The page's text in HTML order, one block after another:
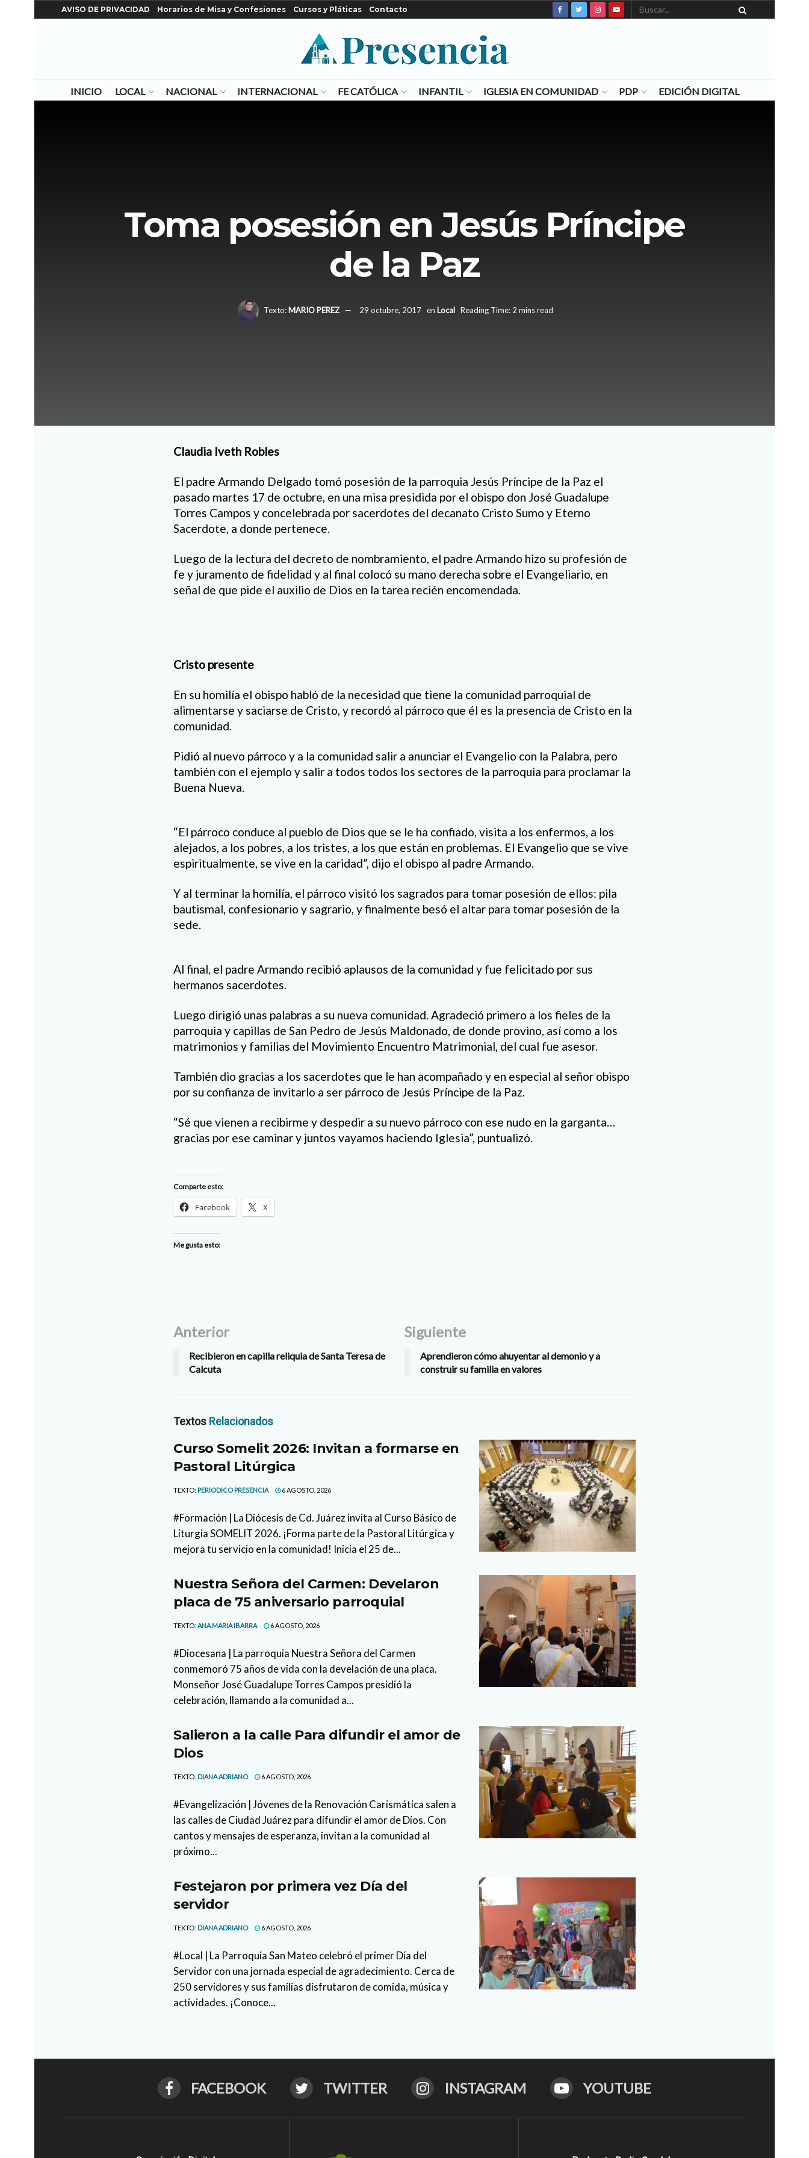
AVISO DE PRIVACIDAD Horarios de Misa y Confesiones Cursos y Pláticas Contacto
INICIO LOCAL NACIONAL INTERNACIONAL FE CATÓLICA INFANTIL IGLESIA EN COMUNIDAD PDP EDICIÓN DIGITAL
Toma posesión en Jesús Príncipe
de la Paz
Texto: MARIO PEREZ 29 octubre, 2017 en Local Reading Time: 2 mins read
Claudia Iveth Robles
El padre Armando Delgado tomó posesión de la parroquia Jesús Príncipe de la Paz el
pasado martes 17 de octubre, en una misa presidida por el obispo don José Guadalupe
Torres Campos y concelebrada por sacerdotes del decanato Cristo Sumo y Eterno
Sacerdote, a donde pertenece.
Luego de la lectura del decreto de nombramiento, el padre Armando hizo su profesión de
fe y juramento de fidelidad y al final colocó su mano derecha sobre el Evangeliario, en
señal de que pide el auxilio de Dios en la tarea recién encomendada.
Cristo presente
En su homilía el obispo habló de la necesidad que tiene la comunidad parroquial de
alimentarse y saciarse de Cristo, y recordó al párroco que él es la presencia de Cristo en la
comunidad.
Pidió al nuevo párroco y a la comunidad salir a anunciar el Evangelio con la Palabra, pero
también con el ejemplo y salir a todos todos los sectores de la parroquia para proclamar la
Buena Nueva.
“El párroco conduce al pueblo de Dios que se le ha confiado, visita a los enfermos, a los
alejados, a los pobres, a los tristes, a los que están en problemas. El Evangelio que se vive
espiritualmente, se vive en la caridad”, dijo el obispo al padre Armando.
Y al terminar la homilía, el párroco visitó los sagrados para tomar posesión de ellos: pila
bautismal, confesionario y sagrario, y finalmente besó el altar para tomar posesión de la
sede.
Al final, el padre Armando recibió aplausos de la comunidad y fue felicitado por sus
hermanos sacerdotes.
Luego dirigió unas palabras a su nueva comunidad. Agradeció primero a los fieles de la
parroquia y capillas de San Pedro de Jesús Maldonado, de donde provino, así como a los
matrimonios y familias del Movimiento Encuentro Matrimonial, del cual fue asesor.
También dio gracias a los sacerdotes que le han acompañado y en especial al señor obispo
por su confianza de invitarlo a ser párroco de Jesús Príncipe de la Paz.
“Sé que vienen a recibirme y despedir a su nuevo párroco con ese nudo en la garganta…
gracias por ese caminar y juntos vayamos haciendo Iglesia”, puntualizó.
Comparte esto:
Facebook X
Me gusta esto:
Anterior
Recibieron en capilla reliquia de Santa Teresa de
Calcuta
Siguiente
Aprendieron cómo ahuyentar al demonio y a
construir su familia en valores
Textos Relacionados
Curso Somelit 2026: Invitan a formarse en
Pastoral Litúrgica
TEXTO: PERIODICO PRESENCIA 6 AGOSTO, 2026
#Formación | La Diócesis de Cd. Juárez invita al Curso Básico de
Liturgia SOMELIT 2026. ¡Forma parte de la Pastoral Litúrgica y
mejora tu servicio en la comunidad! Inicia el 25 de...
Nuestra Señora del Carmen: Develaron
placa de 75 aniversario parroquial
TEXTO: ANA MARIA IBARRA 6 AGOSTO, 2026
#Diocesana | La parroquia Nuestra Señora del Carmen
conmemoró 75 años de vida con la develación de una placa.
Monseñor José Guadalupe Torres Campos presidió la
celebración, llamando a la comunidad a...
Salieron a la calle Para difundir el amor de
Dios
TEXTO: DIANA ADRIANO 6 AGOSTO, 2026
#Evangelización | Jóvenes de la Renovación Carismática salen a
las calles de Ciudad Juárez para difundir el amor de Dios. Con
cantos y mensajes de esperanza, invitan a la comunidad al
próximo...
Festejaron por primera vez Día del
servidor
TEXTO: DIANA ADRIANO 6 AGOSTO, 2026
#Local | La Parroquia San Mateo celebró el primer Día del
Servidor con una jornada especial de agradecimiento. Cerca de
250 servidores y sus familias disfrutaron de comida, música y
actividades. ¡Conoce...
FACEBOOK TWITTER INSTAGRAM YOUTUBE